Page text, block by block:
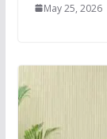
May 25, 2026